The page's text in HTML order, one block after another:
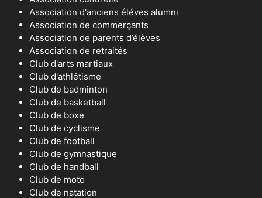
Association d'anciens éléves alumni
Association de commerçants
Association de parents d’élèves
Association de retraités
Club d'arts martiaux
Club d'athlétisme
Club de badminton
Club de basketball
Club de boxe
Club de cyclisme
Club de football
Club de gymnastique
Club de handball
Club de moto
Club de natation